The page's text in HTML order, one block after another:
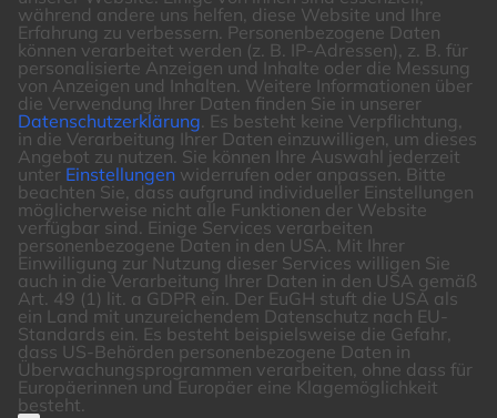
während andere uns helfen, diese Website und Ihre
Erfahrung zu verbessern. Personenbezogene Daten
können verarbeitet werden (z. B. IP-Adressen), z. B. für
personalisierte Anzeigen und Inhalte oder die Messung
von Anzeigen und Inhalten. Weitere Informationen über
die Verwendung Ihrer Daten finden Sie in unserer
Datenschutzerklärung. Es besteht keine Verpflichtung,
in die Verarbeitung Ihrer Daten einzuwilligen, um dieses
Angebot zu nutzen. Sie können Ihre Auswahl jederzeit
unter Einstellungen widerrufen oder anpassen. Bitte
beachten Sie, dass aufgrund individueller Einstellungen
möglicherweise nicht alle Funktionen der Website
verfügbar sind. Einige Services verarbeiten
personenbezogene Daten in den USA. Mit Ihrer
Einwilligung zur Nutzung dieser Services willigen Sie
auch in die Verarbeitung Ihrer Daten in den USA gemäß
Art. 49 (1) lit. a GDPR ein. Der EuGH stuft die USA als
ein Land mit unzureichendem Datenschutz nach EU-
Standards ein. Es besteht beispielsweise die Gefahr,
dass US-Behörden personenbezogene Daten in
Überwachungsprogrammen verarbeiten, ohne dass für
Europäerinnen und Europäer eine Klagemöglichkeit
besteht.